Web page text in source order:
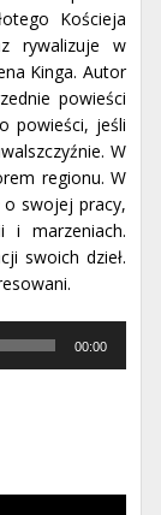
Kościeja
rywalizuje w
Kinga. Autor
powieści
powieści, jeśli
W
regionu. W
o swojej pracy,
i marzeniach.
swoich dzieł.
00:00